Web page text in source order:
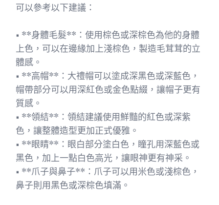
可以參考以下建議：
• **身體毛髮**：使用棕色或深棕色為他的身體
上色，可以在邊緣加上淺棕色，製造毛茸茸的立
體感。
• **高帽**：大禮帽可以塗成深黑色或深藍色，
帽帶部分可以用深紅色或金色點綴，讓帽子更有
質感。
• **領結**：領結建議使用鮮豔的紅色或深紫
色，讓整體造型更加正式優雅。
• **眼睛**：眼白部分塗白色，瞳孔用深藍色或
黑色，加上一點白色高光，讓眼神更有神采。
• **爪子與鼻子**：爪子可以用米色或淺棕色，
鼻子則用黑色或深棕色填滿。